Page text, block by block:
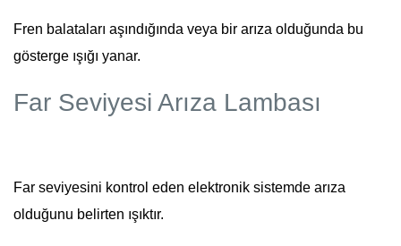
Fren balataları aşındığında veya bir arıza olduğunda bu
gösterge ışığı yanar.
Far Seviyesi Arıza Lambası
Far seviyesini kontrol eden elektronik sistemde arıza
olduğunu belirten ışıktır.